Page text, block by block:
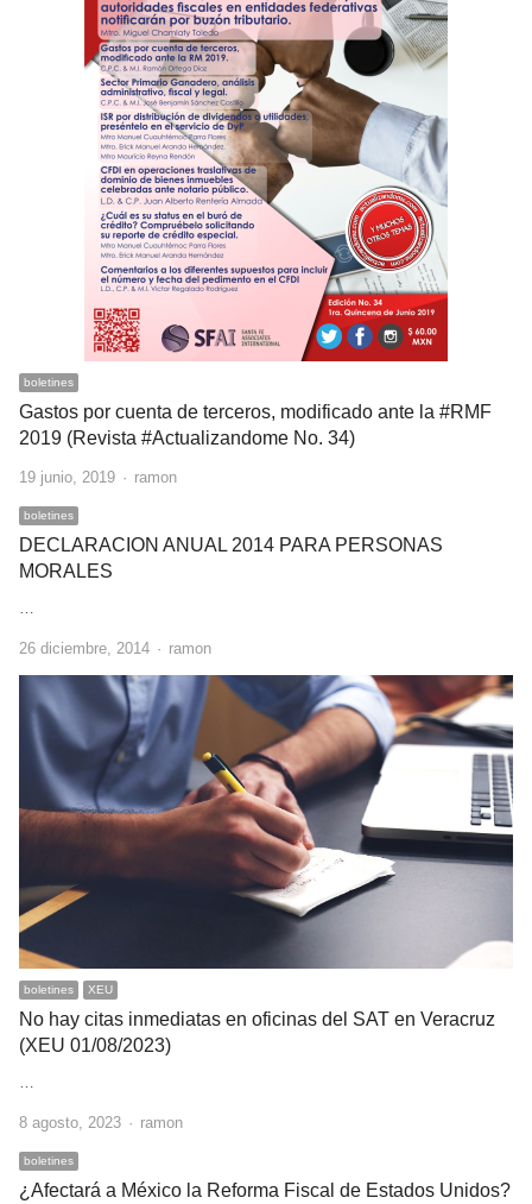
boletines
Gastos por cuenta de terceros, modificado ante la #RMF
2019 (Revista #Actualizandome No. 34)
19 junio, 2019 Author
ramon
boletines
DECLARACION ANUAL 2014 PARA PERSONAS
MORALES
…
26 diciembre, 2014 Author
ramon
boletines XEU
No hay citas inmediatas en oficinas del SAT en Veracruz
(XEU 01/08/2023)
8 agosto, 2023 Author
ramon
boletines
¿Afectará a México la Reforma Fiscal de Estados Unidos?